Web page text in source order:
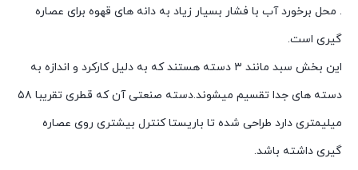
. محل برخورد آب با فشار بسیار زیاد به دانه های قهوه برای عصاره
گیری است.
این بخش سبد مانند ۳ دسته هستند که به دلیل کارکرد و اندازه به
دسته های جدا تقسیم میشوند.دسته صنعتی آن که قطری تقریبا ۵۸
میلیمتری دارد طراحی شده تا باریستا کنترل بیشتری روی عصاره
گیری داشته باشد.